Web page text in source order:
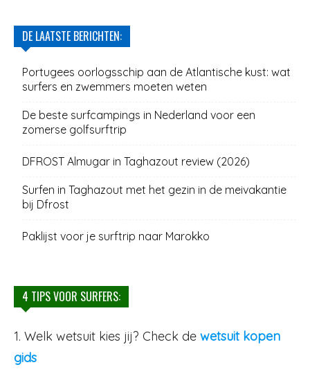
DE LAATSTE BERICHTEN:
Portugees oorlogsschip aan de Atlantische kust: wat
surfers en zwemmers moeten weten
De beste surfcampings in Nederland voor een
zomerse golfsurftrip
DFROST Almugar in Taghazout review (2026)
Surfen in Taghazout met het gezin in de meivakantie
bij Dfrost
Paklijst voor je surftrip naar Marokko
4 TIPS VOOR SURFERS:
1. Welk wetsuit kies jij? Check de wetsuit kopen
gids